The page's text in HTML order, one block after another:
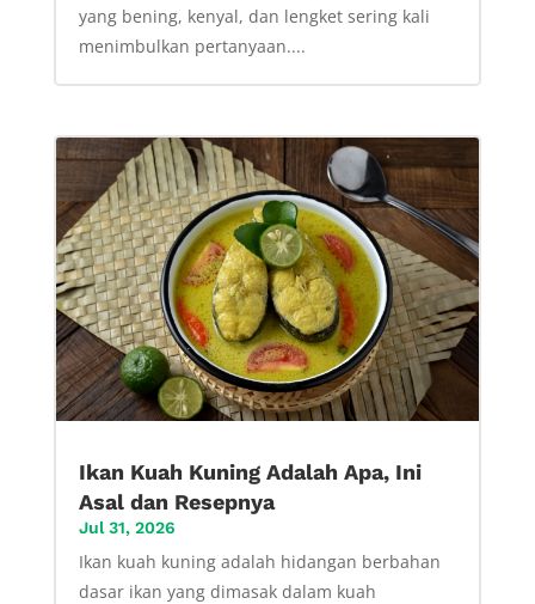
yang bening, kenyal, dan lengket sering kali
menimbulkan pertanyaan....
Ikan Kuah Kuning Adalah Apa, Ini
Asal dan Resepnya
Jul 31, 2026
Ikan kuah kuning adalah hidangan berbahan
dasar ikan yang dimasak dalam kuah